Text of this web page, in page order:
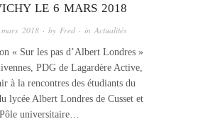
LE 6 MARS 2018
mars 2018 · by Fred · inActualités
« Sur les pas d’Albert Londres »
PDG de Lagardère Active,
à la rencontres des étudiants du
lycée Albert Londres de Cusset et
universitaire…